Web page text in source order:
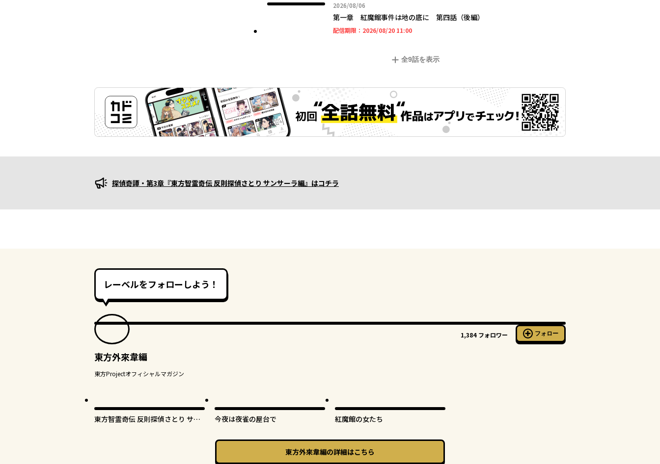
2026/08/06
2026年08月06日
第一章 紅魔館事件は地の底に 第四話（後編）
配信期限： 2026/08/20 11:002026年08月20日 11時00分
全9話を表示
プロモーション
探偵奇譚・第3章『東方智霊奇伝 反則探偵さとり サンサーラ編』はコチラ
レーベルをフォローしよう！
1,384 フォロワー フォロー
東方外來韋編
東方Projectオフィシャルマガジン
東方智霊奇伝 反則探偵さとり サン
今夜は夜雀の屋台で 紅魔館の女たち
東方外來韋編の詳細はこちら